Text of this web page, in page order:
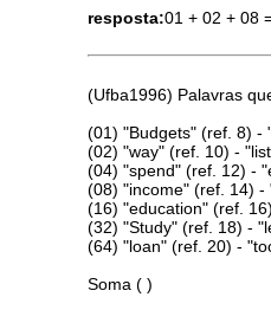
resposta:01 + 02 + 08
(Ufba1996) Palavras
(01) "Budgets" (ref. 8) -
(02) "way" (ref. 10) -
(04) "spend" (ref. 12) -
(08) "income" (ref. 14) -
(16) "education" (ref.
(32) "Study" (ref. 18) -
(64) "loan" (ref. 20) -
Soma ( )